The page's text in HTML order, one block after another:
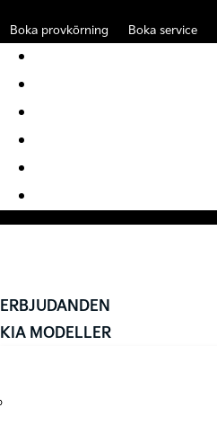
Boka provkörning Boka service
ERBJUDANDEN
KIA MODELLER